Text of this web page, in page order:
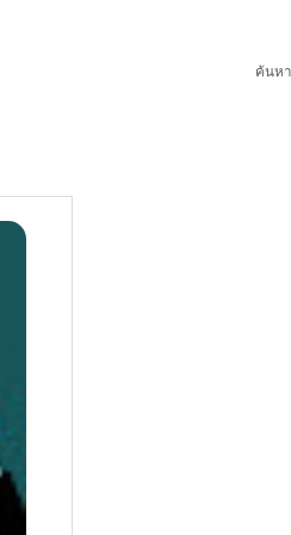
ค้นห